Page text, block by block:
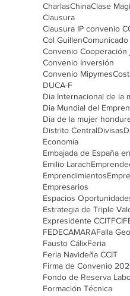
CharlasChinaClase
Clausura
Clausura IP convenio
Col GuillenComunicado
Convenio Inversión
Convenio Mipymes
DUCA-F
Dia Internacional de la
Dia Mundial del
Dia de la mujer
Distrito CentralDivisas
Economía
Embajada de España
Emilio Larach
Emprendimientos
Empresarios
Espacios
Estrategia de Triple
Expresidente CCITFCI
FEDECAMARAFalla
Fausto CálixFeria
Feria Navideña CCIT
Firma de Convenio
Fondo de Reserva
Formación Técnica